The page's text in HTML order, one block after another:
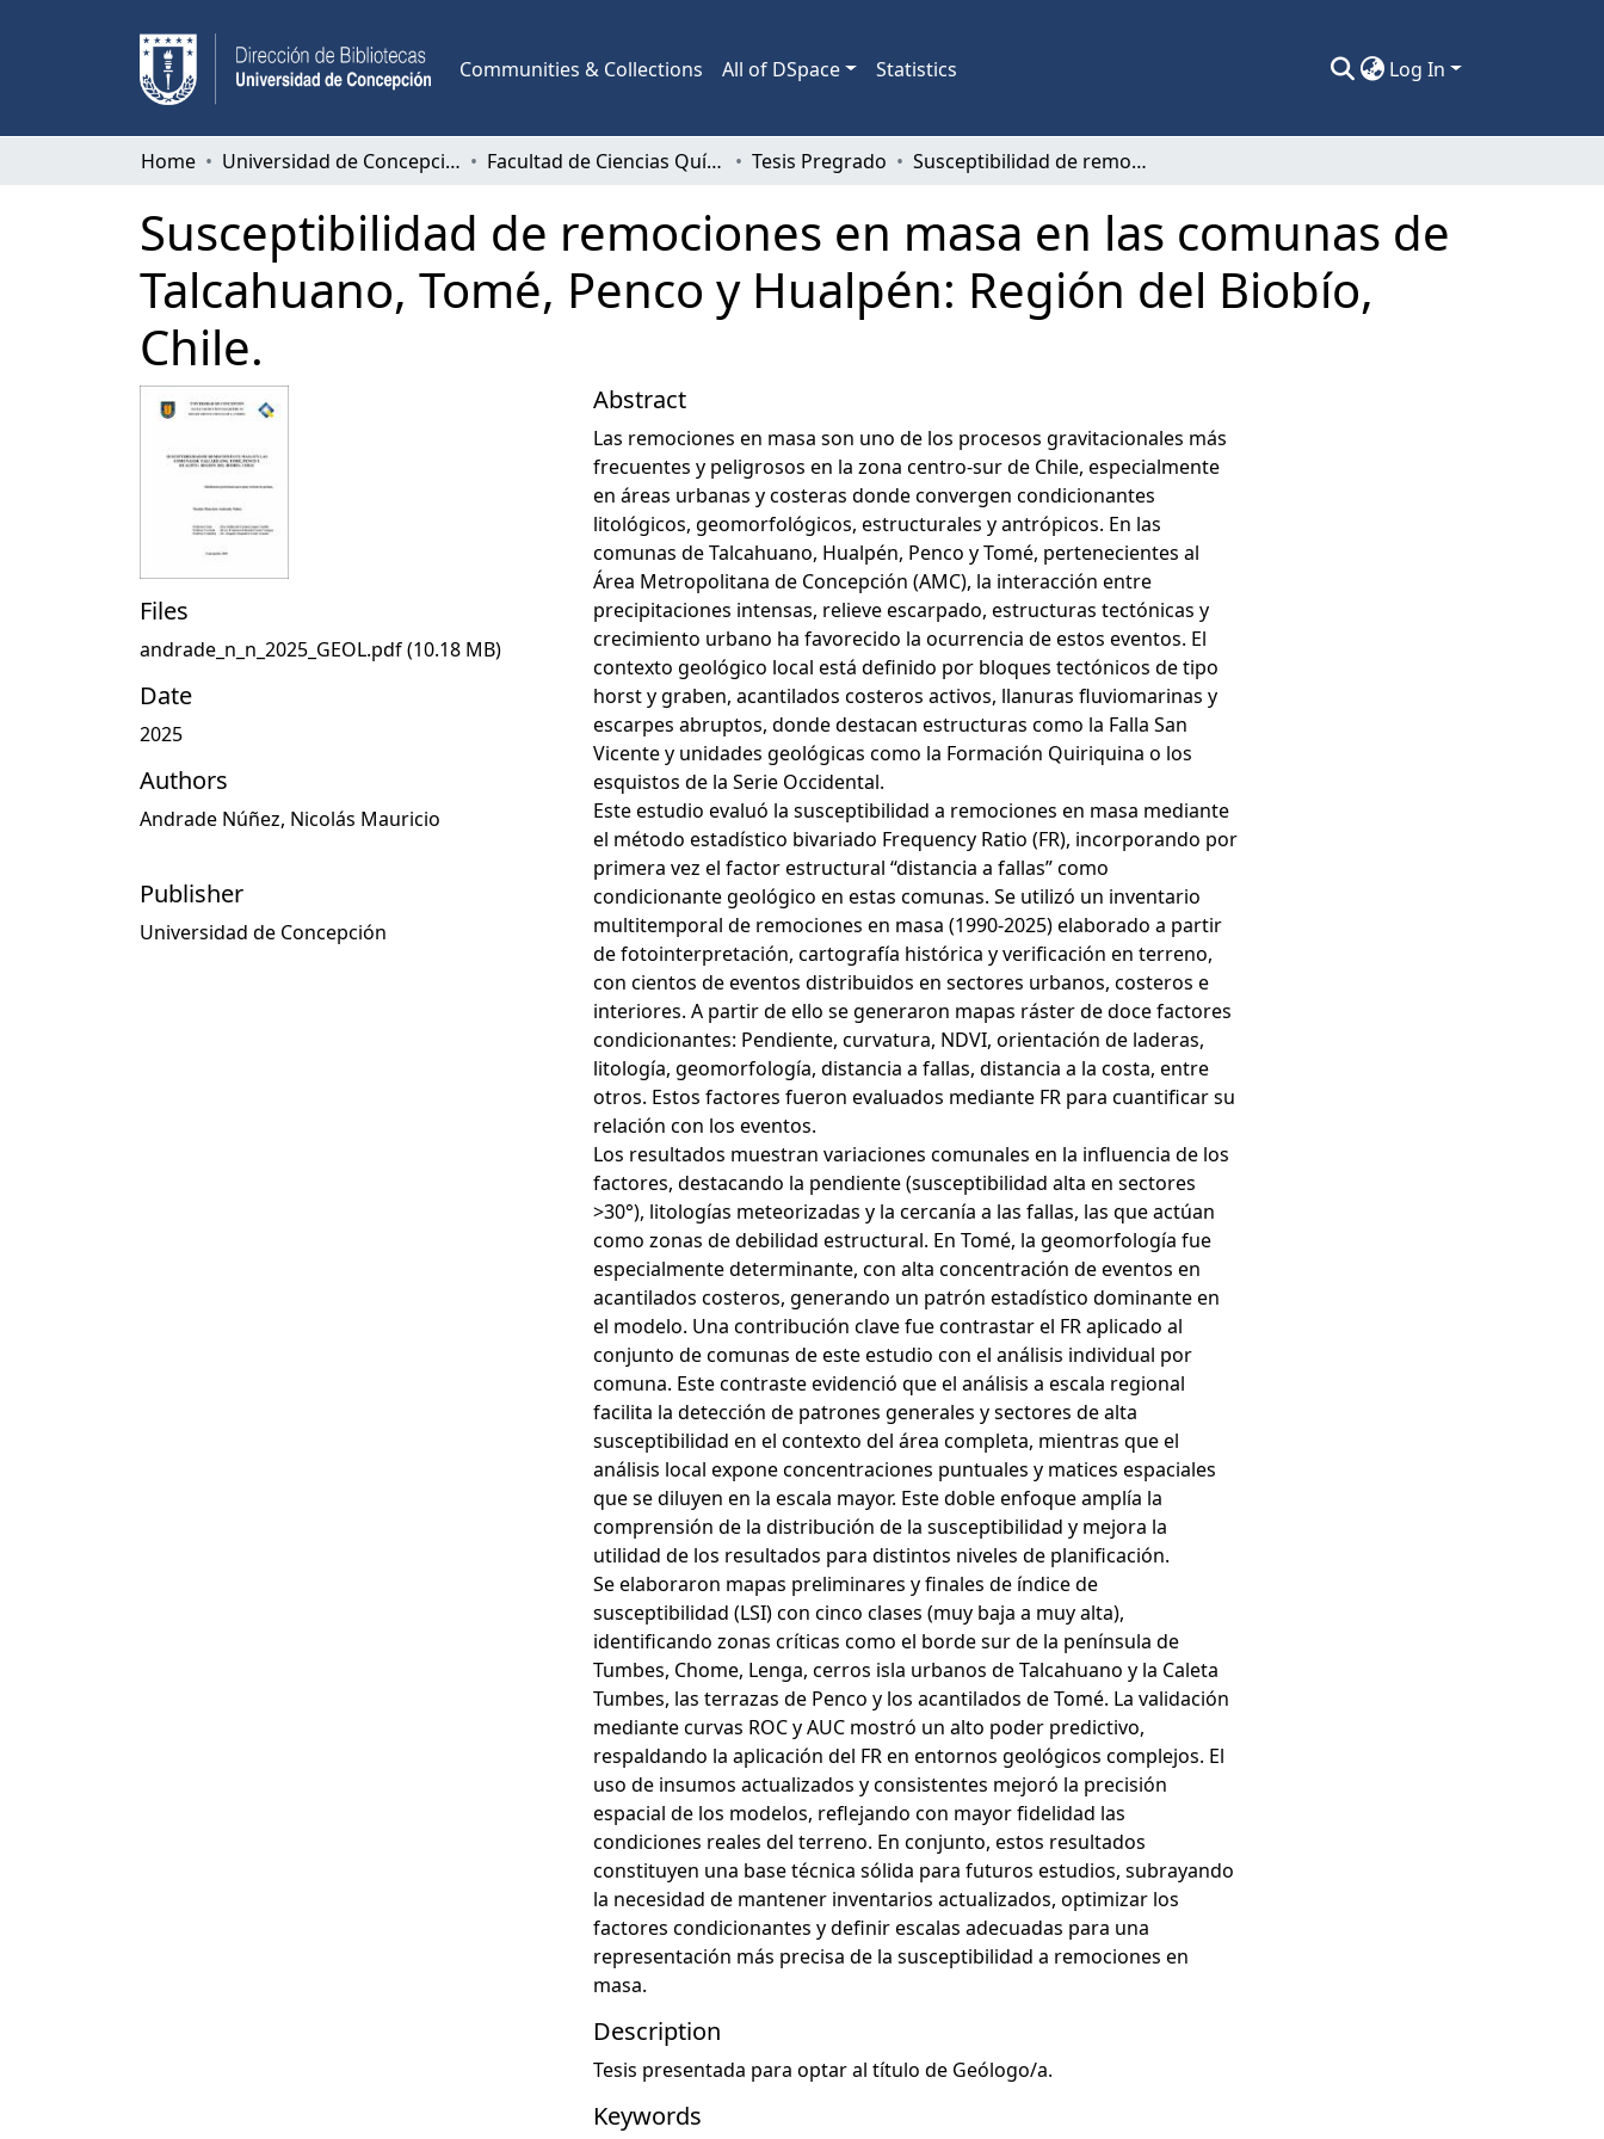
Communities & Collections All of DSpace Statistics Log In
Home Universidad de Concepción Facultad de Ciencias Químicas Tesis Pregrado Susceptibilidad de remociones en masa en las comunas de Talcahuano, Tomé, Penco y Hualpén: Región del Biobío, Chile.
Susceptibilidad de remociones en masa en las comunas de
Talcahuano, Tomé, Penco y Hualpén: Región del Biobío,
Chile.
Files
andrade_n_n_2025_GEOL.pdf(10.18 MB)
Date
2025
Authors
Andrade Núñez, Nicolás Mauricio
Publisher
Universidad de Concepción
Abstract
Las remociones en masa son uno de los procesos gravitacionales más
frecuentes y peligrosos en la zona centro-sur de Chile, especialmente
en áreas urbanas y costeras donde convergen condicionantes
litológicos, geomorfológicos, estructurales y antrópicos. En las
comunas de Talcahuano, Hualpén, Penco y Tomé, pertenecientes al
Área Metropolitana de Concepción (AMC), la interacción entre
precipitaciones intensas, relieve escarpado, estructuras tectónicas y
crecimiento urbano ha favorecido la ocurrencia de estos eventos. El
contexto geológico local está definido por bloques tectónicos de tipo
horst y graben, acantilados costeros activos, llanuras fluviomarinas y
escarpes abruptos, donde destacan estructuras como la Falla San
Vicente y unidades geológicas como la Formación Quiriquina o los
esquistos de la Serie Occidental.
Este estudio evaluó la susceptibilidad a remociones en masa mediante
el método estadístico bivariado Frequency Ratio (FR), incorporando por
primera vez el factor estructural “distancia a fallas” como
condicionante geológico en estas comunas. Se utilizó un inventario
multitemporal de remociones en masa (1990-2025) elaborado a partir
de fotointerpretación, cartografía histórica y verificación en terreno,
con cientos de eventos distribuidos en sectores urbanos, costeros e
interiores. A partir de ello se generaron mapas ráster de doce factores
condicionantes: Pendiente, curvatura, NDVI, orientación de laderas,
litología, geomorfología, distancia a fallas, distancia a la costa, entre
otros. Estos factores fueron evaluados mediante FR para cuantificar su
relación con los eventos.
Los resultados muestran variaciones comunales en la influencia de los
factores, destacando la pendiente (susceptibilidad alta en sectores
>30°), litologías meteorizadas y la cercanía a las fallas, las que actúan
como zonas de debilidad estructural. En Tomé, la geomorfología fue
especialmente determinante, con alta concentración de eventos en
acantilados costeros, generando un patrón estadístico dominante en
el modelo. Una contribución clave fue contrastar el FR aplicado al
conjunto de comunas de este estudio con el análisis individual por
comuna. Este contraste evidenció que el análisis a escala regional
facilita la detección de patrones generales y sectores de alta
susceptibilidad en el contexto del área completa, mientras que el
análisis local expone concentraciones puntuales y matices espaciales
que se diluyen en la escala mayor. Este doble enfoque amplía la
comprensión de la distribución de la susceptibilidad y mejora la
utilidad de los resultados para distintos niveles de planificación.
Se elaboraron mapas preliminares y finales de índice de
susceptibilidad (LSI) con cinco clases (muy baja a muy alta),
identificando zonas críticas como el borde sur de la península de
Tumbes, Chome, Lenga, cerros isla urbanos de Talcahuano y la Caleta
Tumbes, las terrazas de Penco y los acantilados de Tomé. La validación
mediante curvas ROC y AUC mostró un alto poder predictivo,
respaldando la aplicación del FR en entornos geológicos complejos. El
uso de insumos actualizados y consistentes mejoró la precisión
espacial de los modelos, reflejando con mayor fidelidad las
condiciones reales del terreno. En conjunto, estos resultados
constituyen una base técnica sólida para futuros estudios, subrayando
la necesidad de mantener inventarios actualizados, optimizar los
factores condicionantes y definir escalas adecuadas para una
representación más precisa de la susceptibilidad a remociones en
masa.
Description
Tesis presentada para optar al título de Geólogo/a.
Keywords